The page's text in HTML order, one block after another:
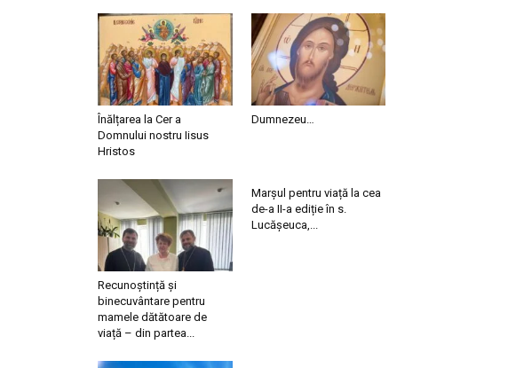
Înălțarea la Cer a
Domnului nostru Iisus
Hristos
Dumnezeu…
Recunoștință și
binecuvântare pentru
mamele dătătoare de
viață – din partea...
Marșul pentru viață la cea
de-a II-a ediție în s.
Lucășeuca,...